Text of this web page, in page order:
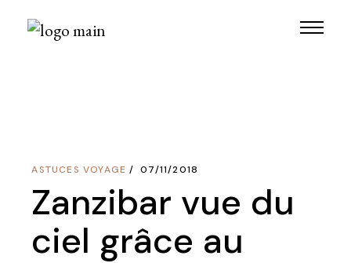
ASTUCES VOYAGE 07/11/2018
Zanzibar vue du
ciel grâce au